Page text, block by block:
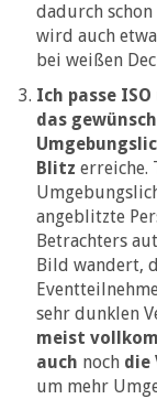
dadurch
wird auch
bei weißen
Ich passe
das
Blitz erreiche.
angeblitzte
Betrachters
Bild wandert,
sehr dunklen
meist
auch noch die
um mehr